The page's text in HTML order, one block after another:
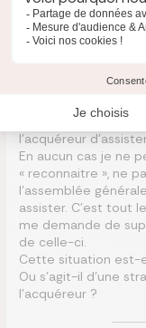
convocation à mon
communication à
La vente définitive
de recevoir le
mentionné que je «
l’acquéreur d’assister
En aucun cas je ne
« reconnaitre », ne
l’assemblée
assister. C’est tout
me demande de
de celle-ci.
Cette situation est-
Ou s’agit-il d’une
l’acquéreur ?